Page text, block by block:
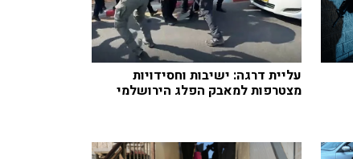
עליית דרגה: ישיבות וחסידויות
מצטרפות למאבק הפלג הירושלמי